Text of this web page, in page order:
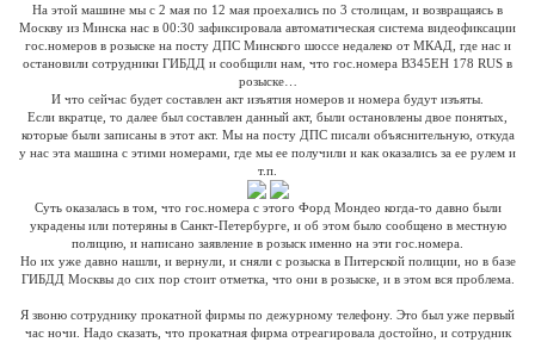
На этой машине мы с 2 мая по 12 мая проехались по 3 столицам, и возвращаясь в
Москву из Минска нас в 00:30 зафиксировала автоматическая система видеофиксации
гос.номеров в розыске на посту ДПС Минского шоссе недалеко от МКАД, где нас и
остановили сотрудники ГИБДД и сообщили нам, что гос.номера В345ЕН 178 RUS в
розыске…
И что сейчас будет составлен акт изъятия номеров и номера будут изъяты.
Если вкратце, то далее был составлен данный акт, были остановлены двое понятых,
которые были записаны в этот акт. Мы на посту ДПС писали объяснительную, откуда
у нас эта машина с этими номерами, где мы ее получили и как оказались за ее рулем и
т.п.
Суть оказалась в том, что гос.номера с этого Форд Мондео когда-то давно были
украдены или потеряны в Санкт-Петербурге, и об этом было сообщено в местную
полицию, и написано заявление в розыск именно на эти гос.номера.
Но их уже давно нашли, и вернули, и сняли с розыска в Питерской полиции, но в базе
ГИБДД Москвы до сих пор стоит отметка, что они в розыске, и в этом вся проблема.
Я звоню сотруднику прокатной фирмы по дежурному телефону. Это был уже первый
час ночи. Надо сказать, что прокатная фирма отреагировала достойно, и сотрудник